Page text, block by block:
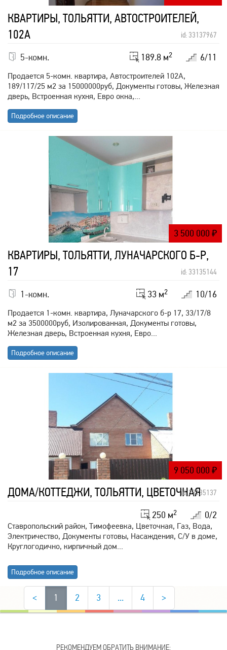
КВАРТИРЫ, ТОЛЬЯТТИ, АВТОСТРОИТЕЛЕЙ,
102А
id: 33137967
5-комн. 6/11
189.8 м2
Продается 5-комн. квартира, Автостроителей 102А,
189/117/25 м2 за 15000000руб, Документы готовы, Железная
дверь, Встроенная кухня, Евро окна,...
Подробное описание
3 500 000 ₽
КВАРТИРЫ, ТОЛЬЯТТИ, ЛУНАЧАРСКОГО Б-Р,
17
id: 33135144
1-комн. 10/16
33 м2
Продается 1-комн. квартира, Луначарского б-р 17, 33/17/8
м2 за 3500000руб, Изолированная, Документы готовы,
Железная дверь, Встроенная кухня, Евро...
Подробное описание
9 050 000 ₽
ДОМА/КОТТЕДЖИ, ТОЛЬЯТТИ, ЦВЕТОЧНАЯ
id: 33135137
0/2
250 м2
Ставропольский район, Тимофеевка, Цветочная, Газ, Вода,
Электричество, Документы готовы, Насаждения, С/У в доме,
Круглогодично, кирпичный дом...
Подробное описание
< 1 2 3 ... 4 >
РЕКОМЕНДУЕМ ОБРАТИТЬ ВНИМАНИЕ: